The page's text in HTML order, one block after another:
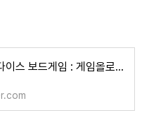
[플레이트] 미노다이스 보드게임 : 게임올로지 온라인 스토어